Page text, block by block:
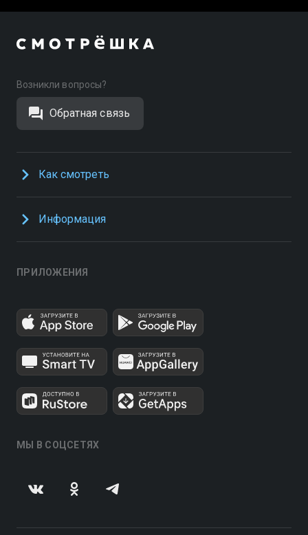
Возникли вопросы?
Обратная связь
Как смотреть
Информация
ПРИЛОЖЕНИЯ
МЫ В СОЦСЕТЯХ